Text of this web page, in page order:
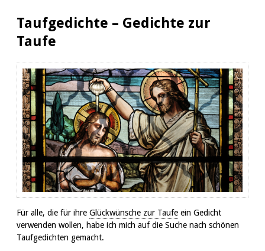
Taufgedichte – Gedichte zur
Taufe
Für alle, die für ihre Glückwünsche zur Taufe ein Gedicht
verwenden wollen, habe ich mich auf die Suche nach schönen
Taufgedichten gemacht.